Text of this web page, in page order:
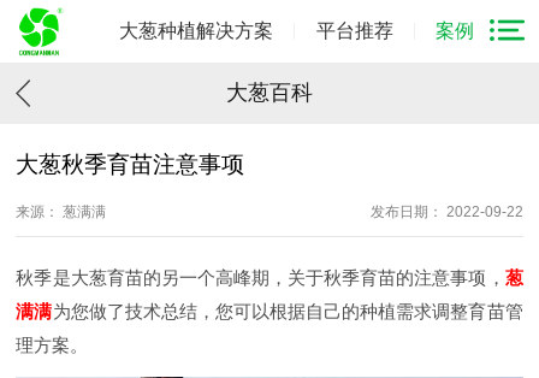
大葱种植解决方案 平台推荐 案例
大葱百科
大葱秋季育苗注意事项
来源： 葱满满 发布日期： 2022-09-22
秋季是大葱育苗的另一个高峰期，关于秋季育苗的注意事项， 葱
满满为您做了技术总结，您可以根据自己的种植需求调整育苗管
理方案。